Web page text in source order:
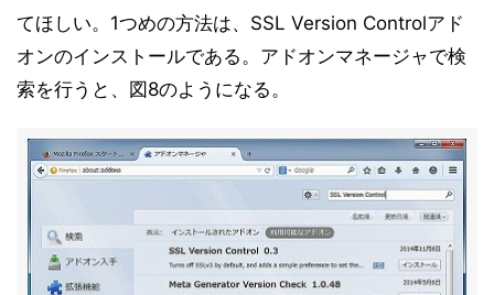
てほしい。1つめの方法は、SSL Version Controlアド
オンのインストールである。アドオンマネージャで検
索を行うと、図8のようになる。